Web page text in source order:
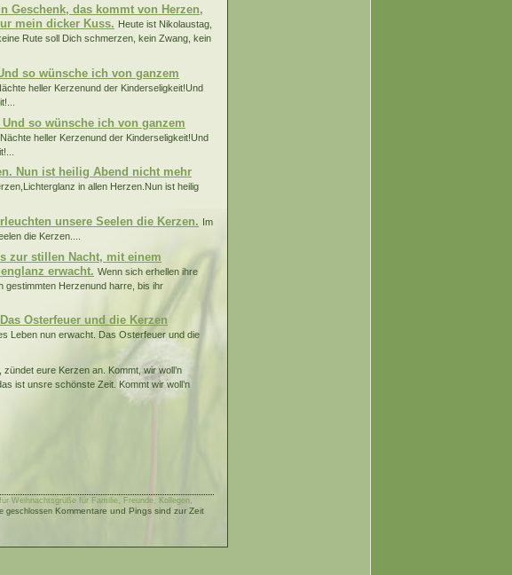
Geschenk, das kommt von Herzen,
mein dicker Kuss. Heute ist Nikolaustag,
Rute soll Dich schmerzen, kein Zwang, kein
so wünsche ich von ganzem
heller Kerzenund der Kinderseligkeit!Und
so wünsche ich von ganzem
heller Kerzenund der Kinderseligkeit!Und
Nun ist heilig Abend nicht mehr
in allen Herzen.Nun ist heilig
unsere Seelen die Kerzen. Im
die Kerzen....
zur stillen Nacht, mit einem
erwacht. Wenn sich erhellen ihre
gestimmten Herzenund harre, bis ihr
Osterfeuer und die Kerzen
Leben nun erwacht. Das Osterfeuer und die
zündet eure Kerzen an. Kommt, wir woll’n
ist unsre schönste Zeit. Kommt wir woll’n
Weihnachtsgrüße für Familie, Freunde, Kollegen,
geschlossen Kommentare und Pings sind zur Zeit